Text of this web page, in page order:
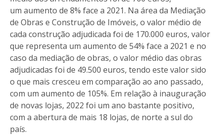
um aumento de 8% face a 2021. Na área da Mediação
de Obras e Construção de Imóveis, o valor médio de
cada construção adjudicada foi de 170.000 euros, valor
que representa um aumento de 54% face a 2021 e no
caso da mediação de obras, o valor médio das obras
adjudicadas foi de 49.500 euros, tendo este valor sido
o que mais cresceu em comparação ao ano passado,
com um aumento de 105%. Em relação à inauguração
de novas lojas, 2022 foi um ano bastante positivo,
com a abertura de mais 18 lojas, de norte a sul do
país.